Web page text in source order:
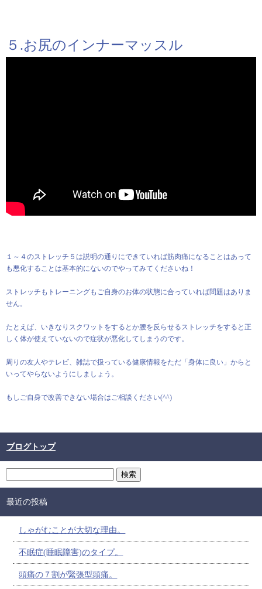
５.お尻のインナーマッスル
１～４のストレッチ５は説明の通りにできていれば筋肉痛になることはあって
も悪化することは基本的にないのでやってみてくださいね！
ストレッチもトレーニングもご自身のお体の状態に合っていれば問題はありま
せん。
たとえば、いきなりスクワットをするとか腰を反らせるストレッチをすると正
しく体が使えていないので症状が悪化してしまうのです。
周りの友人やテレビ、雑誌で扱っている健康情報をただ「身体に良い」からと
いってやらないようにしましょう。
もしご自身で改善できない場合はご相談ください(^^)
ブログトップ
最近の投稿
しゃがむことが大切な理由。
不眠症(睡眠障害)のタイプ。
頭痛の７割が緊張型頭痛。